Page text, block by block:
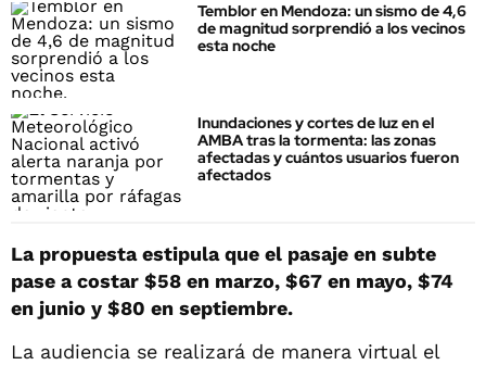
Temblor en Mendoza: un sismo de 4,6
de magnitud sorprendió a los vecinos
esta noche
Inundaciones y cortes de luz en el
AMBA tras la tormenta: las zonas
afectadas y cuántos usuarios fueron
afectados
La propuesta estipula que el pasaje en subte
pase a costar $58 en marzo, $67 en mayo, $74
en junio y $80 en septiembre.
La audiencia se realizará de manera virtual el